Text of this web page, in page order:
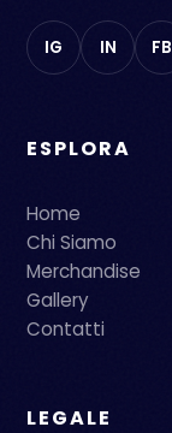
IG IN FB
ESPLORA
Home
Chi Siamo
Merchandise
Gallery
Contatti
LEGALE